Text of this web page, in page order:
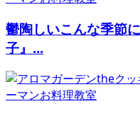
鬱陶しいこんな季節
子』...